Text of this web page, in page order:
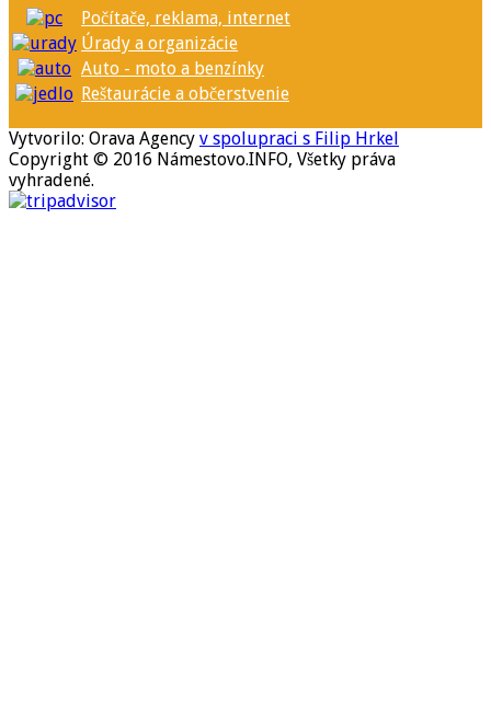
Počítače, reklama, internet
Úrady a organizácie
Auto - moto a benzínky
Reštaurácie a občerstvenie
Vytvorilo: Orava Agency v spolupraci s Filip Hrkel
Copyright © 2016 Námestovo.INFO, Všetky práva
vyhradené.